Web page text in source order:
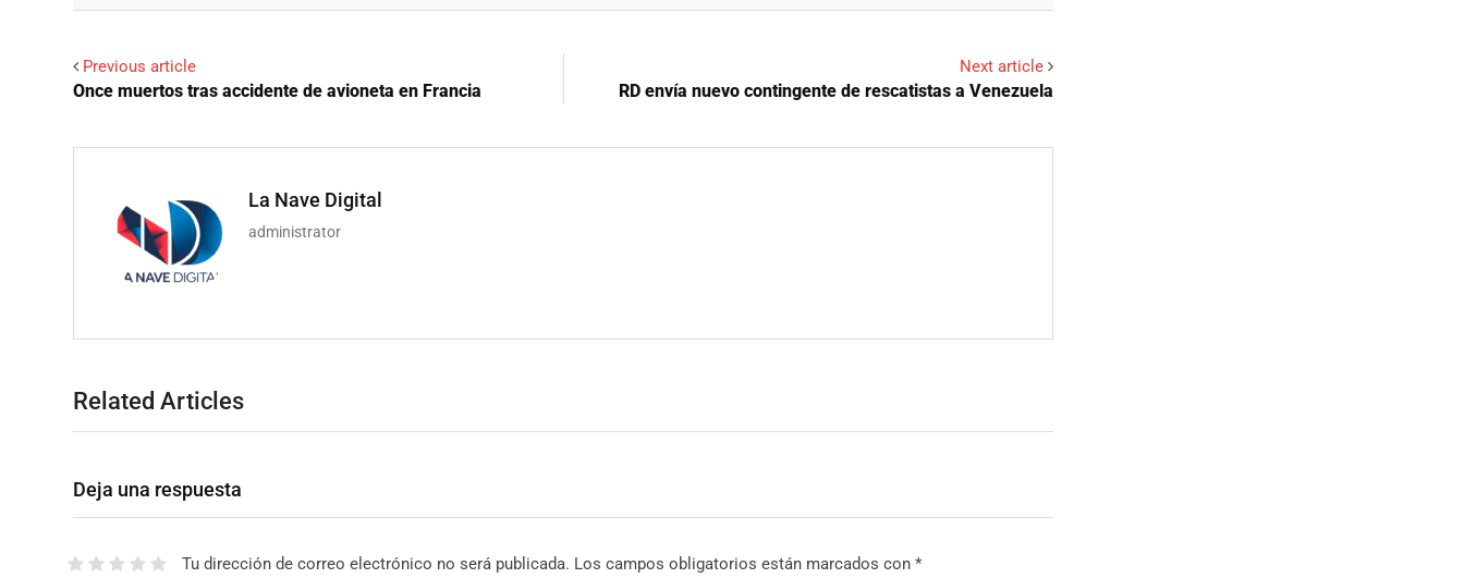
Previous article
Once muertos tras accidente de avioneta en Francia
Next article
RD envía nuevo contingente de rescatistas a Venezuela
La Nave Digital
administrator
Related Articles
Deja una respuesta
Tu dirección de correo electrónico no será publicada. Los campos obligatorios están marcados con *